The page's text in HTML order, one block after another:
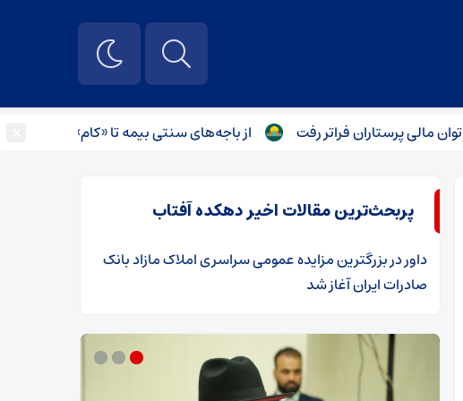
فراتر رفت از باجه‌های سنتی بیمه تا «کام» دیجیتال؛ انقلابی در
پربحث‌ترین مقالات اخیر دهکده آفتاب
داوردر​بزرگترین مزایده عمومی سراسری املاک مازاد بانک
صادرات ایران آغاز شد